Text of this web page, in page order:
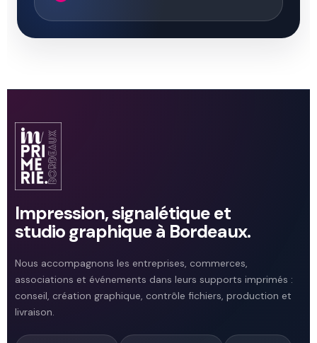
Impression, signalétique et
studio graphique à Bordeaux.
Nous accompagnons les entreprises, commerces,
associations et événements dans leurs supports imprimés :
conseil, création graphique, contrôle fichiers, production et
livraison.